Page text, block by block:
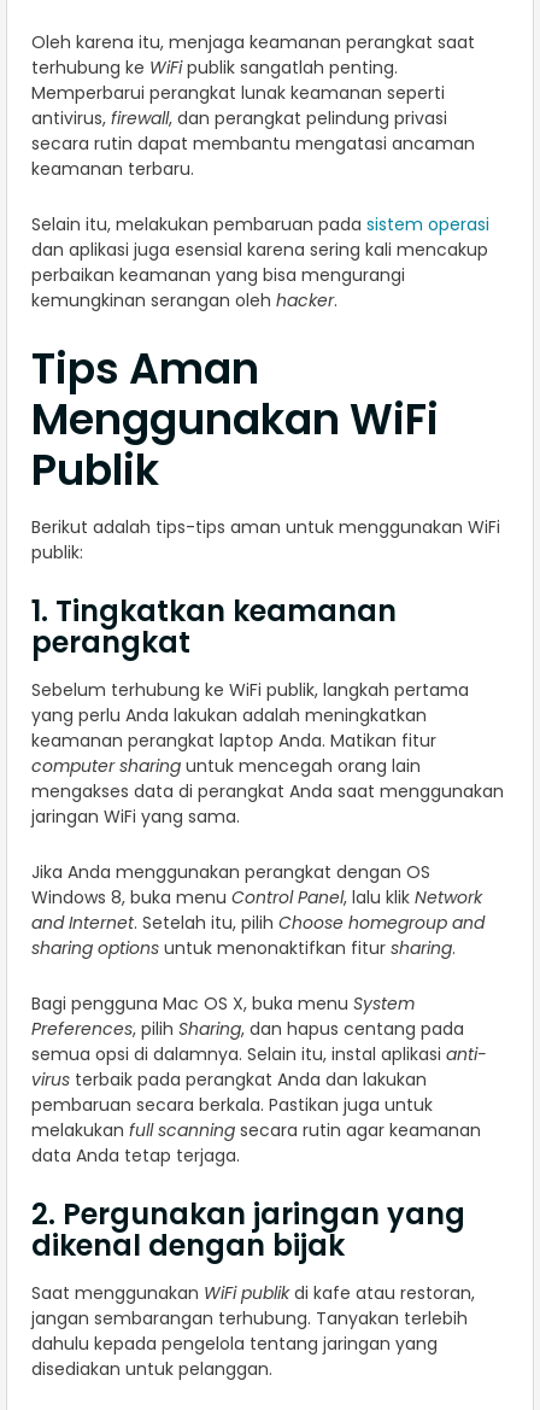
Oleh karena itu, menjaga keamanan perangkat saat
terhubung ke WiFipublik sangatlah penting.
Memperbarui perangkat lunak keamanan seperti
antivirus, firewall, dan perangkat pelindung privasi
secara rutin dapat membantu mengatasi ancaman
keamanan terbaru.
Selain itu, melakukan pembaruan pada sistem operasi
dan aplikasi juga esensial karena sering kali mencakup
perbaikan keamanan yang bisa mengurangi
kemungkinan serangan oleh hacker.
Tips Aman
Menggunakan WiFi
Publik
Berikut adalah tips-tips aman untuk menggunakan WiFi
publik:
1. Tingkatkan keamanan
perangkat
Sebelum terhubung ke WiFi publik, langkah pertama
yang perlu Anda lakukan adalah meningkatkan
keamanan perangkat laptop Anda. Matikan fitur
computer sharing untuk mencegah orang lain
mengakses data di perangkat Anda saat menggunakan
jaringan WiFi yang sama.
Jika Anda menggunakan perangkat dengan OS
Windows 8, buka menu Control Panel, lalu klik Network
and Internet. Setelah itu, pilih Choose homegroup and
sharing options untuk menonaktifkan fitur sharing.
Bagi pengguna Mac OS X, buka menu System
Preferences, pilih Sharing, dan hapus centang pada
semua opsi di dalamnya. Selain itu, instal aplikasi anti-
virus terbaik pada perangkat Anda dan lakukan
pembaruan secara berkala. Pastikan juga untuk
melakukan full scanning secara rutin agar keamanan
data Anda tetap terjaga.
2. Pergunakan jaringan yang
dikenal dengan bijak
Saat menggunakan WiFi publikdi kafe atau restoran,
jangan sembarangan terhubung. Tanyakan terlebih
dahulu kepada pengelola tentang jaringan yang
disediakan untuk pelanggan.